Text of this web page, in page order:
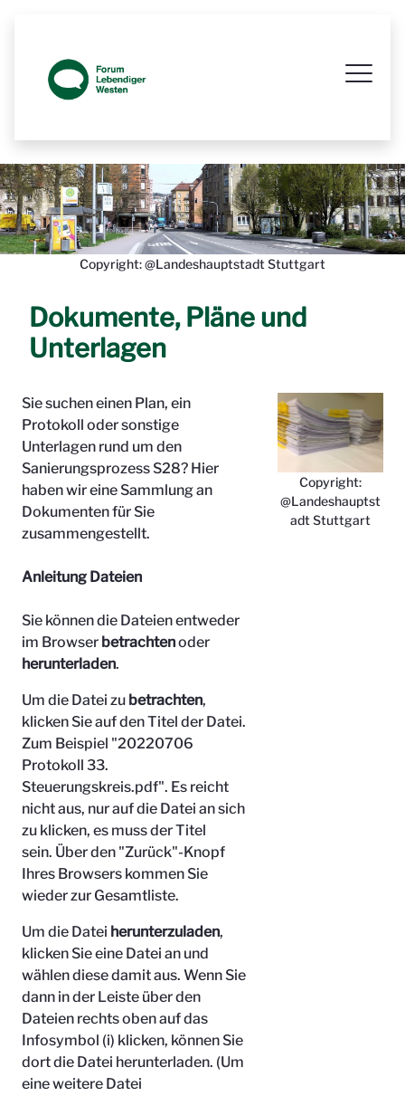
Copyright: @Landeshauptstadt Stuttgart
Dokumente, Pläne und
Unterlagen
Sie suchen einen Plan, ein
Protokoll oder sonstige
Unterlagen rund um den
Sanierungsprozess S28? Hier
haben wir eine Sammlung an
Dokumenten für Sie
zusammengestellt.
Anleitung Dateien
Sie können die Dateien entweder
im Browser betrachtenoder
herunterladen.
Um die Datei zu betrachten,
klicken Sie auf den Titel der Datei.
Zum Beispiel "20220706
Protokoll 33.
Steuerungskreis.pdf". Es reicht
nicht aus, nur auf die Datei an sich
zu klicken, es muss der Titel
sein. Über den "Zurück"-Knopf
Ihres Browsers kommen Sie
wieder zur Gesamtliste.
Um die Datei herunterzuladen,
klicken Sie eine Datei an und
wählen diese damit aus. Wenn Sie
dann in der Leiste über den
Dateien rechts oben auf das
Infosymbol (i) klicken, können Sie
dort die Datei herunterladen. (Um
eine weitere Datei
Copyright:
@Landeshauptst
adt Stuttgart